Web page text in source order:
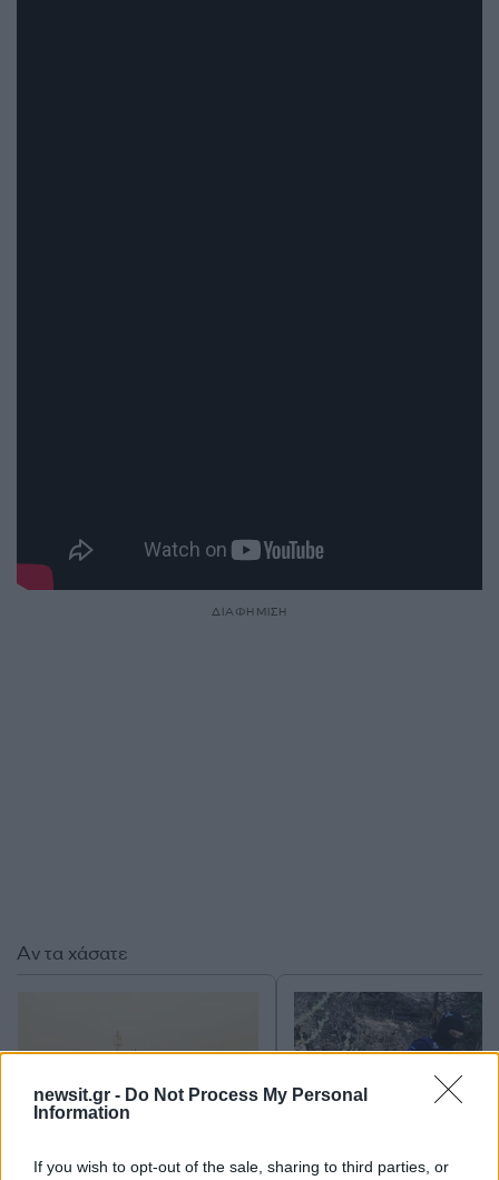
newsit.gr - Do Not Process My Personal
Information
If you wish to opt-out of the sale, sharing to third parties, or
ΔΙΑΦΗΜΙΣΗ
Αν τα χάσατε